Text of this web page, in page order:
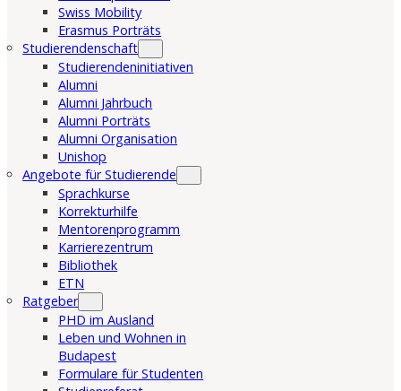
Swiss Mobility
Erasmus Porträts
Studierendenschaft
Studierendeninitiativen
Alumni
Alumni Jahrbuch
Alumni Porträts
Alumni Organisation
Unishop
Angebote für Studierende
Sprachkurse
Korrekturhilfe
Mentorenprogramm
Karrierezentrum
Bibliothek
ETN
Ratgeber
PHD im Ausland
Leben und Wohnen in
Budapest
Formulare für Studenten